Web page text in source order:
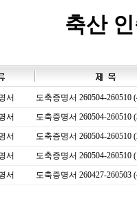
축산
서
도축증명서 260504-260510
서
도축증명서 260504-260510
서
도축증명서 260504-260510
서
도축증명서 260504-260510
서 도축증명서 260427-260503